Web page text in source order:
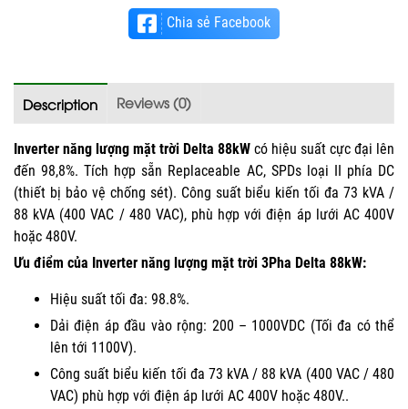
Chia sẻ Facebook
Description Reviews (0)
Inverter năng lượng mặt trời Delta 88kW có hiệu suất cực đại lên
đến 98,8%. Tích hợp sẵn Replaceable AC, SPDs loại II phía DC
(thiết bị bảo vệ chống sét). Công suất biểu kiến tối đa 73 kVA /
88 kVA (400 VAC / 480 VAC), phù hợp với điện áp lưới AC 400V
hoặc 480V.
Ưu điểm của Inverter năng lượng mặt trời 3Pha Delta 88kW:
Hiệu suất tối đa: 98.8%.
Dải điện áp đầu vào rộng: 200 – 1000VDC (Tối đa có thể
lên tới 1100V).
Công suất biểu kiến tối đa 73 kVA / 88 kVA (400 VAC / 480
VAC) phù hợp với điện áp lưới AC 400V hoặc 480V..